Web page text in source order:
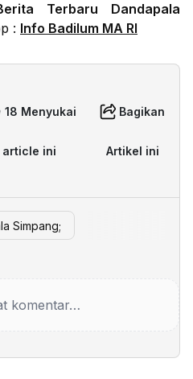
Terbaru Dandapala
: Info Badilum MA RI
18 Menyukai
article ini
Bagikan
Artikel ini
Simpang;
komentar…